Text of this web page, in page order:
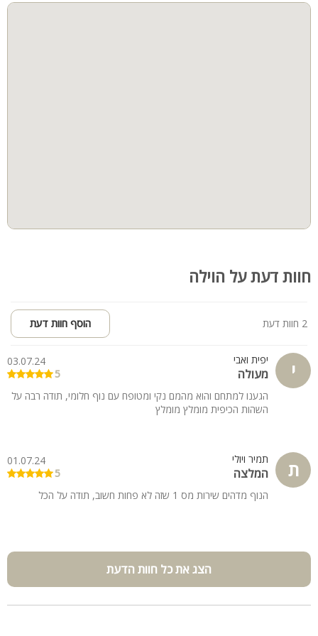
בריכת שחייה בגודל 5X3
חוות דעת על הוילה
2 חוות דעת הוסף חוות דעת
י יפית ואבי
מעולה
03.07.24
5
הגענו למתחם והוא מהמם נקי ומטופח עם נוף חלומי, תודה רבה על
השהות הכיפית מומלץ מומלץ
ת תמיר ויולי
המלצה
01.07.24
5
הנוף מדהים שירות מס 1 שזה לא פחות חשוב, תודה על הכל
הצג את כל חוות הדעת